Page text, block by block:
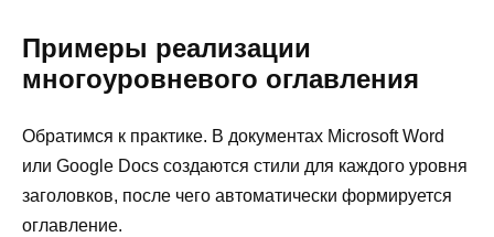
Примеры реализации
многоуровневого оглавления
Обратимся к практике. В документах Microsoft Word
или Google Docs создаются стили для каждого уровня
заголовков, после чего автоматически формируется
оглавление.